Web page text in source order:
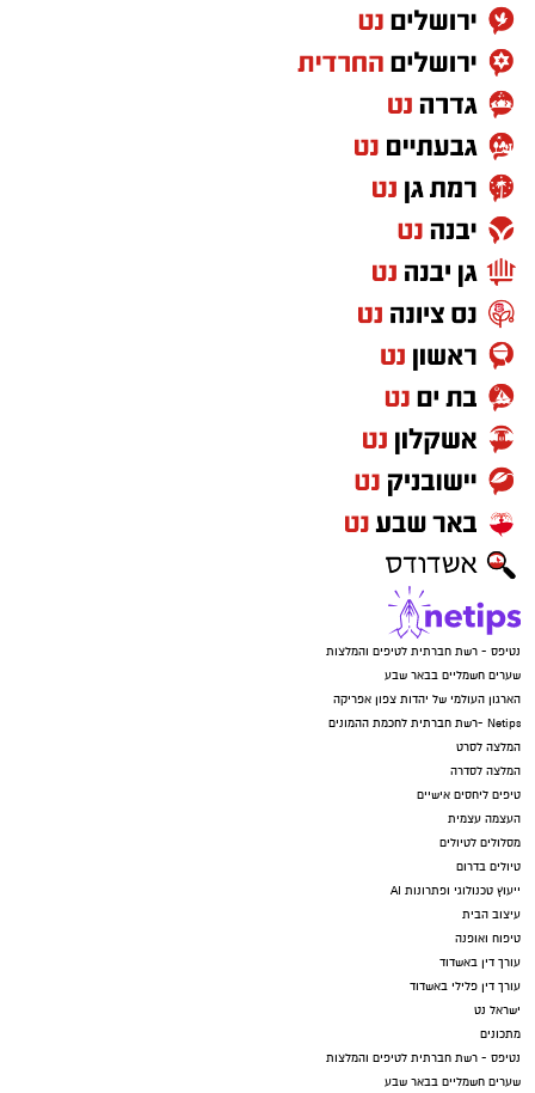
נטיפס - רשת חברתית לטיפים והמלצות
שערים חשמליים בבאר שבע
הארגון העולמי של יהדות צפון אפריקה
Netips -רשת חברתית לחכמת ההמונים
המלצה לסרט
המלצה לסדרה
טיפים ליחסים אישיים
העצמה עצמית
מסלולים לטיולים
טיולים בדרום
ייעוץ טכנולוגי ופתרונות AI
עיצוב הבית
טיפוח ואופנה
עורך דין באשדוד
עורך דין פלילי באשדוד
ישראל נט
מתכונים
נטיפס - רשת חברתית לטיפים והמלצות
שערים חשמליים בבאר שבע